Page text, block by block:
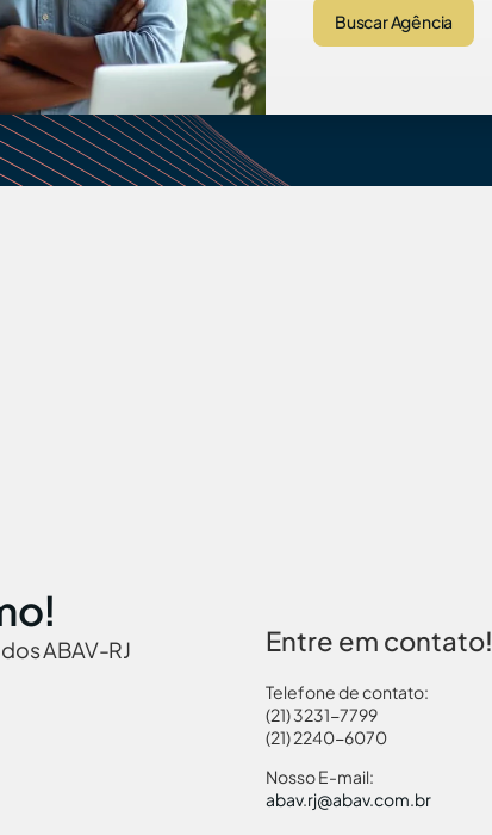
Buscar Agência
ABAV-RJ Entre em contato!
Telefone de contato:
(21) 3231-7799
(21) 2240-6070
Nosso E-mail:
abav.rj@abav.com.br